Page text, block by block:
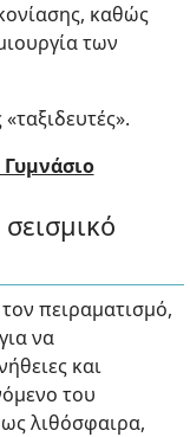
καθώς
των
πειραματισμό,
να
και
του
λιθόσφαιρα,